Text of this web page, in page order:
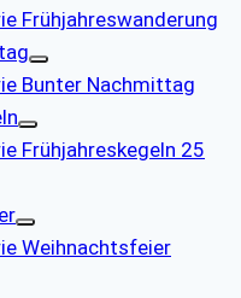
Frühjahreswanderung
Bunter Nachmittag
Frühjahreskegeln 25
Weihnachtsfeier